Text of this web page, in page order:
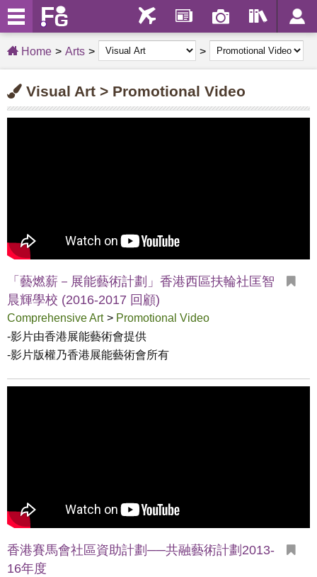
Home Arts
Visual Art > Promotional Video
「藝燃薪－展能藝術計劃」香港西區扶輪社匡智
晨輝學校 (2016-2017 回顧)
Comprehensive Art > Promotional Video
-影片由香港展能藝術會提供
-影片版權乃香港展能藝術會所有
香港賽馬會社區資助計劃──共融藝術計劃2013-
16年度